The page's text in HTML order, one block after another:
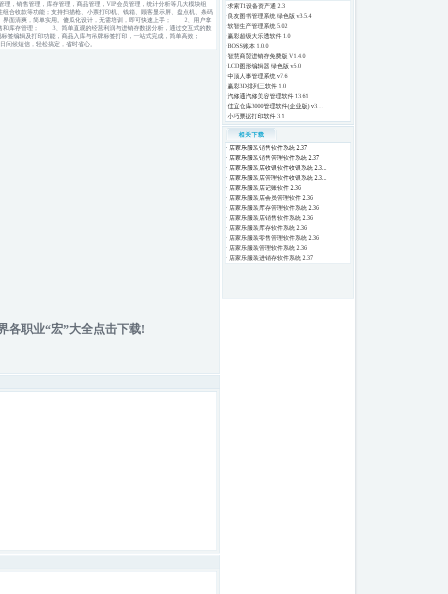
销售管理，库存管理，商品管理，VIP会员管理，统计分析等几大模块组
合收款等功能；支持扫描枪、小票打印机、钱箱、顾客显示屏、盘点机、条码
清爽，简单实用。傻瓜化设计，无需培训，即可快速上手； 2、用户拿
和库存管理； 3、简单直观的经营利润与进销存数据分析，通过交互式的数
编辑及打印功能，商品入库与吊牌标签打印，一站式完成，简单高效；
问候短信，轻松搞定，省时省心。
各职业“宏”大全点击下载!
·求索T1设备资产通 2.3
· 良友图书管理系统 绿色版 v3.5.4
·软智生产管理系统 5.02
·赢彩超级大乐透软件 1.0
·BOSS账本 1.0.0
·智慧商贸进销存免费版 V1.4.0
·LCD图形编辑器 绿色版 v5.0
·中顶人事管理系统 v7.6
·赢彩3D排列三软件 1.0
·汽修通汽修美容管理软件 13.61
·佳宜仓库3000管理软件(企业版) v3....
·小巧票据打印软件 3.1
相关下载
· 店家乐服装销售软件系统 2.37
· 店家乐服装销售管理软件系统 2.37
· 店家乐服装店收银软件收银系统 2.3...
· 店家乐服装店管理软件收银系统 2.3...
· 店家乐服装店记账软件 2.36
· 店家乐服装店会员管理软件 2.36
· 店家乐服装库存管理软件系统 2.36
· 店家乐服装店销售软件系统 2.36
· 店家乐服装库存软件系统 2.36
· 店家乐服装零售管理软件系统 2.36
· 店家乐服装管理软件系统 2.36
· 店家乐服装进销存软件系统 2.37